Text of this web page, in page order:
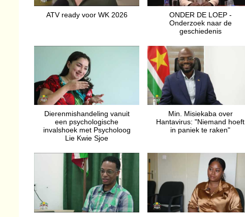
ATV ready voor WK 2026
ONDER DE LOEP -
Onderzoek naar de
geschiedenis
Dierenmishandeling vanuit
een psychologische
invalshoek met Psycholoog
Lie Kwie Sjoe
Min. Misiekaba over
Hantavirus: "Niemand hoeft
in paniek te raken"